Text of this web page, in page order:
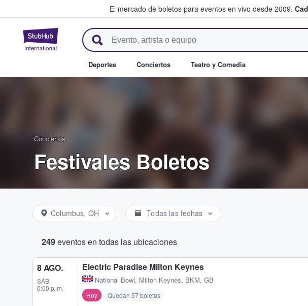
El mercado de boletos para eventos en vivo desde 2009.
StubHub: donde los fans compran y venden
Deportes Conciertos Teatro y Comedia
Conciertos
Festivales Boletos
Columbus, OH Todas las fechas
249eventos en todas las ubicaciones
8 AGO.
SÁB.
0:00 p. m.
Electric Paradise Milton Keynes
National Bowl, Milton Keynes, BKM, GB
Hoy Quedan 57 boletos